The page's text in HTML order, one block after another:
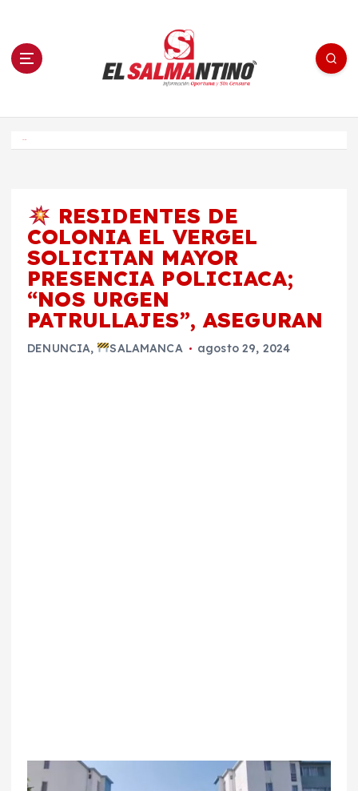
n El Salmantino - medios/noticias/editorial
RESIDENTES DE
COLONIA EL VERGEL
SOLICITAN MAYOR
PRESENCIA POLICIACA;
“NOS URGEN
PATRULLAJES”, ASEGURAN
DENUNCIA, SALAMANCA agosto 29, 2024